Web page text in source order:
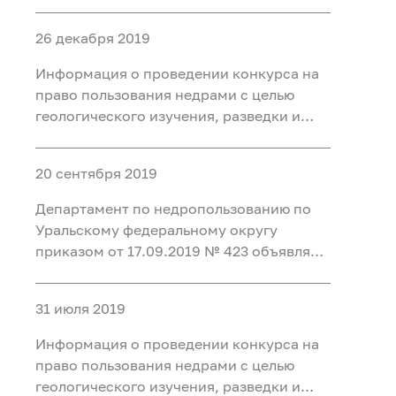
минеральных вод для
бальнеоприменения на участке недр
Месторождение Восточно-
26 декабря 2019
Информация о проведении конкурса на
право пользования недрами с целью
геологического изучения, разведки и
каменноугольного месторождения и
Низовский Низовского
каменноугольного месторождения и в
20 сентября 2019
Департамент по недропользованию по
Уральскому федеральному округу
приказом от 17.09.2019 № 423 объявляет
грязей для бальнеоприменения на
участке недр «Тулубаево-2»
месторождения «Озер
31 июля 2019
Информация о проведении конкурса на
право пользования недрами с целью
геологического изучения, разведки и